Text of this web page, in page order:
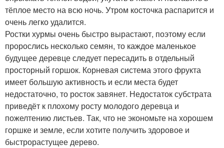
тёплое место на всю ночь. Утром косточка распарится и
очень легко удалится.
Ростки хурмы очень быстро вырастают, поэтому если
пророслись несколько семян, то каждое маленькое
будущее деревце следует пересадить в отдельный
просторный горшок. Корневая система этого фрукта
имеет большую активность и если места будет
недостаточно, то росток завянет. Недостаток субстрата
приведёт к плохому росту молодого деревца и
пожелтению листьев. Так, что не экономьте на хорошем
горшке и земле, если хотите получить здоровое и
быстрорастущее дерево.